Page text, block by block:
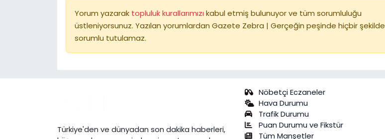
Yorum yazarak topluluk kurallarımızı kabul etmiş bulunuyor ve tüm sorumluluğu
üstleniyorsunuz. Yazılan yorumlardan Gazete Zebra | Gerçeğin peşinde hiçbir şekilde
sorumlu tutulamaz.
Türkiye'den ve dünyadan son dakika haberleri,
Nöbetçi Eczaneler
Hava Durumu
Trafik Durumu
Puan Durumu ve Fikstür
Tüm Manşetler